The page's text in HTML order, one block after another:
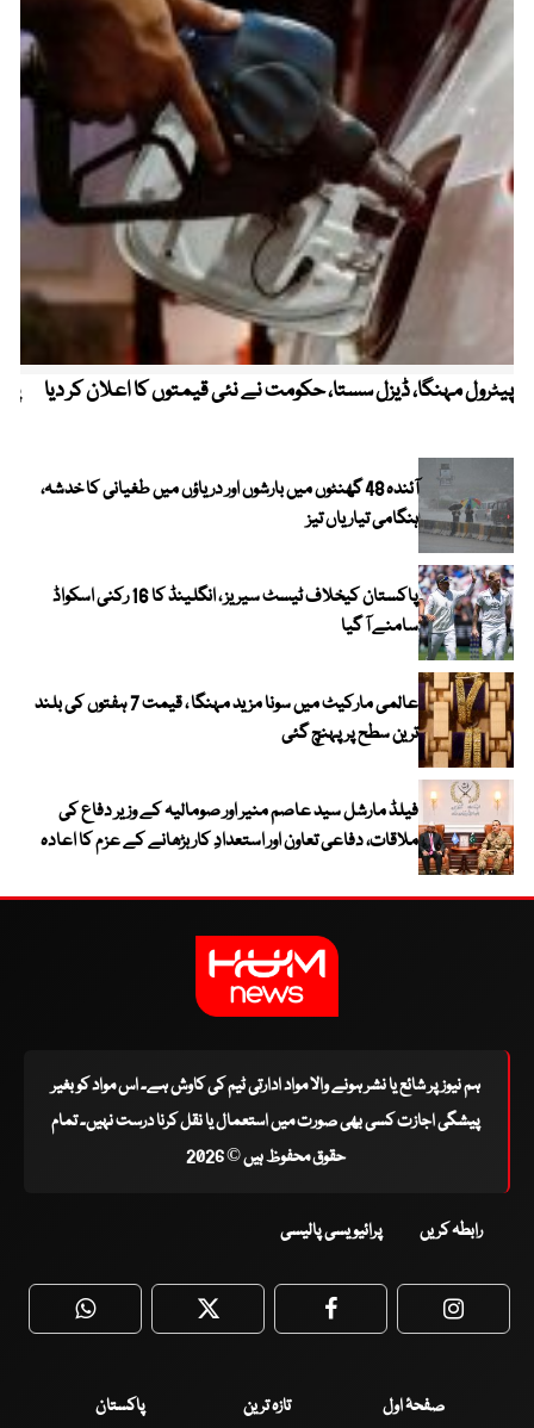
پیٹرول مہنگا، ڈیزل سستا، حکومت نے نئی قیمتوں کا اعلان کر دیا
آئندہ 48 گھنٹوں میں بارشوں اور دریاؤں میں طغیانی کا خدشہ،
ہنگامی تیاریاں تیز
پاکستان کیخلاف ٹیسٹ سیریز ، انگلینڈ کا 16 رکنی اسکواڈ
سامنے آ گیا
عالمی مارکیٹ میں سونا مزید مہنگا ، قیمت 7 ہفتوں کی بلند
ترین سطح پر پہنچ گئی
فیلڈ مارشل سید عاصم منیر اور صومالیہ کے وزیر دفاع کی
ملاقات، دفاعی تعاون اور استعدادِ کار بڑھانے کے عزم کا اعادہ
ہم نیوز پر شائع یا نشر ہونے والا مواد ادارتی ٹیم کی کاوش ہے۔ اس مواد کو بغیر
پیشگی اجازت کسی بھی صورت میں استعمال یا نقل کرنا درست نہیں۔ تمام
حقوق محفوظ ہیں © 2026
رابطہ کریں پرائیویسی پالیسی
WhatsApp Twitter Facebook
صفحۂ اول تازہ ترین
پاکستان